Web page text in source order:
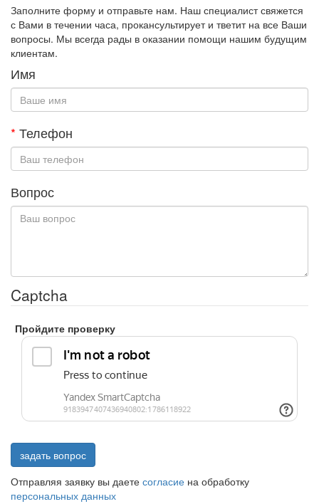
Заполните форму и отправьте нам. Наш специалист свяжется
с Вами в течении часа, прокансультирует и тветит на все Ваши
вопросы. Мы всегда рады в оказании помощи нашим будущим
клиентам.
Имя
* Телефон
Вопрос
Captcha
Пройдите проверку
задать вопрос
Отправляя заявку вы даете согласие на обработку
персональных данных